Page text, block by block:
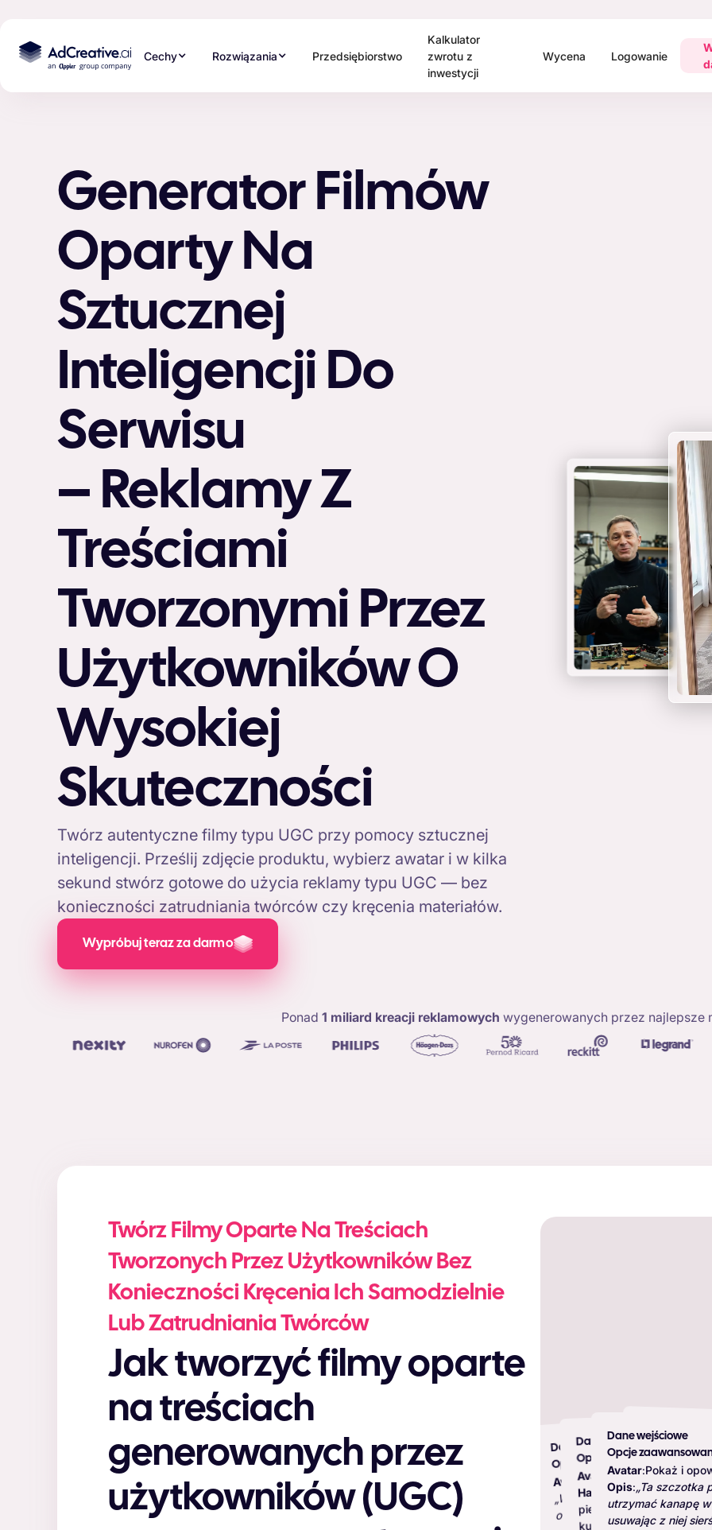
Cechy Rozwiązania Przedsiębiorstwo
Kalkulator
zwrotu z
inwestycji
Wycena Logowanie
Generator Filmów
Oparty Na
Sztucznej
Inteligencji Do
Serwisu
– Reklamy Z
Treściami
Tworzonymi Przez
Użytkowników O
Wysokiej
Skuteczności
Twórz autentyczne filmy typu UGC przy pomocy sztucznej
inteligencji. Prześlij zdjęcie produktu, wybierz awatar i w kilka
sekund stwórz gotowe do użycia reklamy typu UGC — bez
konieczności zatrudniania twórców czy kręcenia materiałów.
Wypróbuj teraz za darmo
Ponad 1 miliard kreacji reklamowych wygenerowanych przez najlepsze
Twórz Filmy Oparte Na Treściach
Tworzonych Przez Użytkowników Bez
Konieczności Kręcenia Ich Samodzielnie
Lub Zatrudniania Twórców
Jak tworzyć filmy oparte
na treściach
generowanych przez
użytkowników (UGC)
Dane wejściowe
Opcje zaawansowane:
Avatar Przymierz modę
„Właśnie to przymierzyłam, co
o tym sądzisz?
Dane wejściowe
Opcje zaawansowane:
Avatar:Pokaż i opowiedz
Hasło:„Przestań marnować
pieniądze na słabe wiertarki –
Dane wejściowe
Opcje zaawansowane:
Avatar:Pokaż i opowiedz
Opis „Ta szczotka
utrzymać kanapę w
usuwając z niej sierść
Dane wejściowe
Opcje
Avatar:Pokaż i
Hasło:„Te
działają przez cały
zapewniając